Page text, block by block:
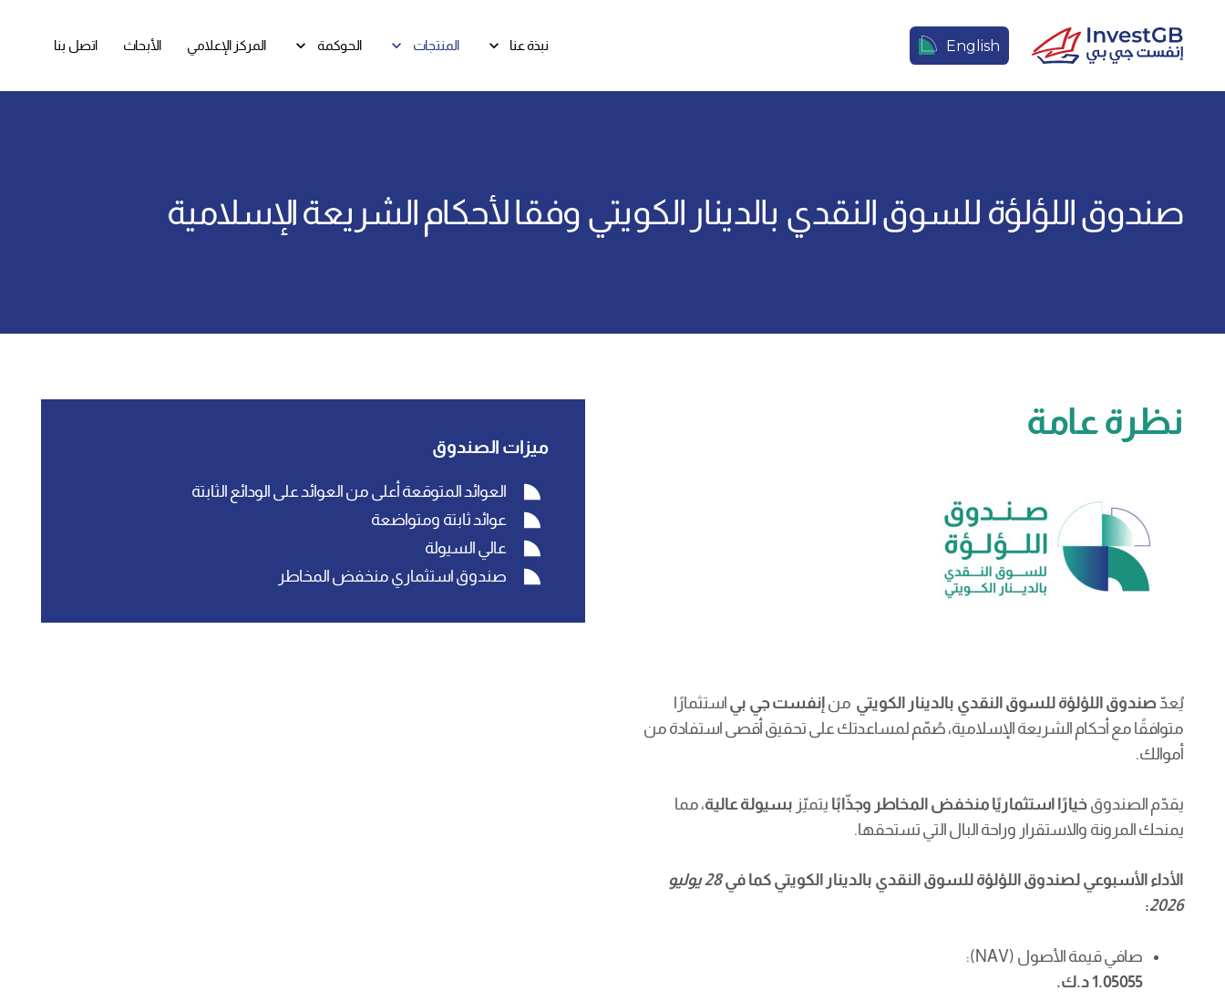
English نبذة عنا المنتجات الحوكمة المركز الإعلامي الأبحاث اتصل بنا
صندوق اللؤلؤة للسوق النقدي بالدينار الكويتي وفقا لأحكام الشريعة الإسلامية
نظرة عامة
يُعدّصندوق اللؤلؤة للسوق النقدي بالدينار الكويتي من إنفست جي بي استثمارًا
متوافقًا مع أحكام الشريعة الإسلامية، صُمّم لمساعدتك على تحقيق أقصى استفادة من
أموالك.
يقدّم الصندوق خيارًا استثماريًا منخفض المخاطر وجذّابًا يتميّز بسيولة عالية، مما
يمنحك المرونة والاستقرار وراحة البال التي تستحقها.
الأداء الأسبوعي لصندوق اللؤلؤة للسوق النقدي بالدينار الكويتي كما في
28 يوليو
2026
:
صافي قيمة الأصول (NAV
):
1.05055 د.ك.
ميزات الصندوق
العوائد المتوقعة أعلى من العوائد على الودائع الثابتة
عوائد ثابتة ومتواضعة
عالي السيولة
صندوق استثماري منخفض المخاطر